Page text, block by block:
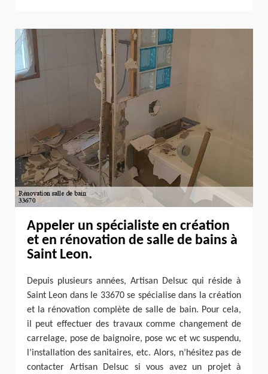
Appeler un spécialiste en création
et en rénovation de salle de bains à
Saint Leon.
Depuis plusieurs années, Artisan Delsuc qui réside à
Saint Leon dans le 33670 se spécialise dans la création
et la rénovation complète de salle de bain. Pour cela,
il peut effectuer des travaux comme changement de
carrelage, pose de baignoire, pose wc et wc suspendu,
l’installation des sanitaires, etc. Alors, n’hésitez pas de
contacter Artisan Delsuc si vous avez un projet à